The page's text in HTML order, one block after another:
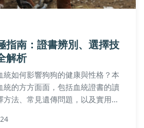
指南：證書辨別、選擇技
解析
統如何影響狗狗的健康與性格？本
統的方方面面，包括血統證書的讀
法、常見遺傳問題，以及實用飼